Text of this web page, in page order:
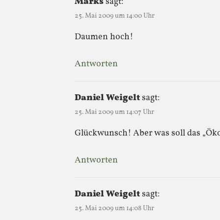
25. Mai 2009 um 14:00 Uhr
Daumen hoch!
Antworten
Daniel Weigeltsagt:
25. Mai 2009 um 14:07 Uhr
Glückwunsch! Aber was soll das
Antworten
Daniel Weigeltsagt:
25. Mai 2009 um 14:08 Uhr